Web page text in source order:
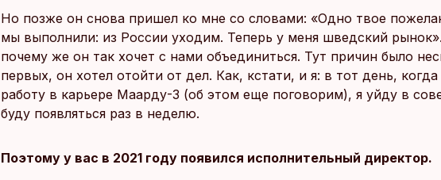
Но позже он снова пришел ко мне со словами: «Одно твое
мы выполнили: из России уходим. Теперь у меня шведский
почему же он так хочет с нами объединиться. Тут причин было
первых, он хотел отойти от дел. Как, кстати, и я: в тот день,
работу в карьере Маарду-3 (об этом еще поговорим), я уйду в
буду появляться раз в неделю.
Поэтому у вас в 2021 году появился исполнительный директор.